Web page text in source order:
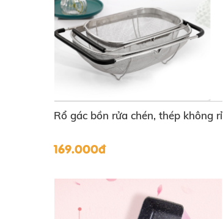
Rổ gác bồn rửa chén, thép không rỉ
169.000đ